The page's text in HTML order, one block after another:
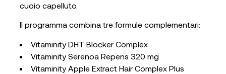
cuoio capelluto.
Il programma combina tre formule complementari:
Vitaminity DHT Blocker Complex
Vitaminity Serenoa Repens 320 mg
Vitaminity Apple Extract Hair Complex Plus